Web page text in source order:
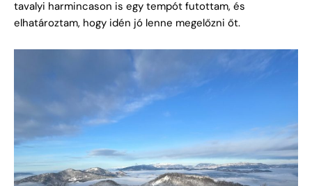
tavalyi harmincason is egy tempót futottam, és
elhatároztam, hogy idén jó lenne megelőzni őt.